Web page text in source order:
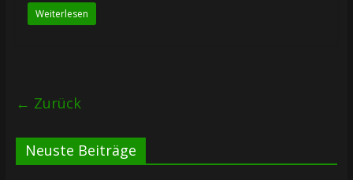
Weiterlesen
← Zurück
Neuste Beiträge